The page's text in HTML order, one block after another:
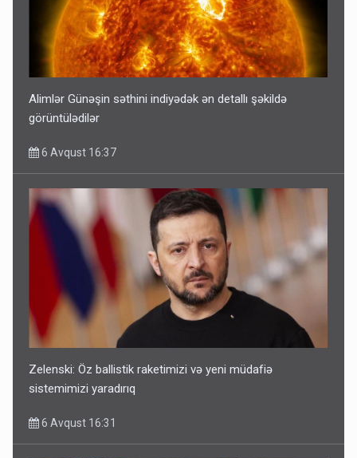
Alimlər Günəşin səthini indiyədək ən detallı şəkildə
görüntülədilər
6 Avqust 16:37
Zelenski: Öz ballistik raketimizi və yeni müdafiə
sistemimizi yaradırıq
6 Avqust 16:31